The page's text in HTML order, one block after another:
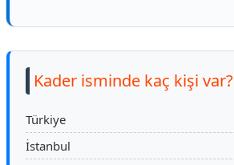
Kader isminde kaç kişi var?
Türkiye
İstanbul